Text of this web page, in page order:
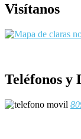
Visítanos
Teléfonos y